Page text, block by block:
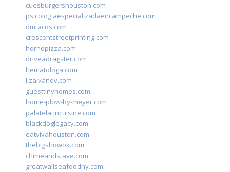
cuesburgershouston.com
psicologiaespecializadaencampeche.com
dmtacos.com
crescentstreetprinting.com
hornopizza.com
driveadragster.com
hematologa.com
lizaivanov.com
guesttinyhomes.com
home-plow-by-meyer.com
palatelatincuisine.com
blackdoglegacy.com
eatvivahouston.com
thebigshowok.com
chimeandstave.com
greatwallseafoodny.com